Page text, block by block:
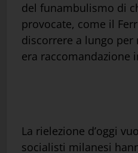
del funambulismo di
provocate, come il
discorrere a lungo per
era raccomandazione
La rielezione d’oggi
socialisti milanesi